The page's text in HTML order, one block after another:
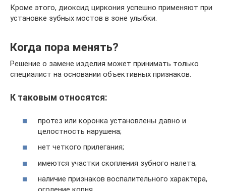
Кроме этого, диоксид циркония успешно применяют при
установке зубных мостов в зоне улыбки.
Когда пора менять?
Решение о замене изделия может принимать только
специалист на основании объективных признаков.
К таковым относятся:
протез или коронка установлены давно и
целостность нарушена;
нет четкого прилегания;
имеются участки скопления зубного налета;
наличие признаков воспалительного характера,